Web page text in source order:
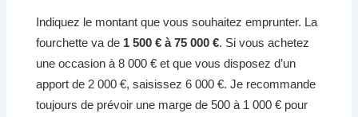
Indiquez le montant que vous souhaitez emprunter. La
fourchette va de 1 500 € à 75 000 €. Si vous achetez
une occasion à 8 000 € et que vous disposez d’un
apport de 2 000 €, saisissez 6 000 €. Je recommande
toujours de prévoir une marge de 500 à 1 000 € pour